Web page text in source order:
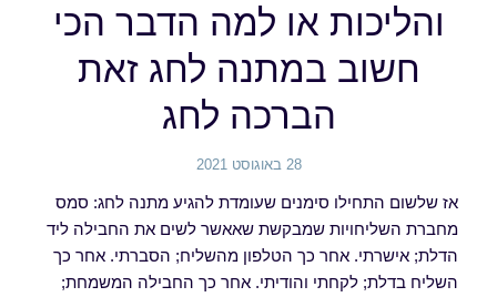
והליכות או למה הדבר הכי
חשוב במתנה לחג זאת
הברכה לחג
28 באוגוסט 2021
אז שלשום התחילו סימנים שעומדת להגיע מתנה לחג: סמס
מחברת השליחויות שמבקשת שאאשר לשים את החבילה ליד
הדלת; אישרתי. אחר כך הטלפון מהשליח; הסברתי. אחר כך
השליח בדלת; לקחתי והודיתי. אחר כך החבילה המשמחת;